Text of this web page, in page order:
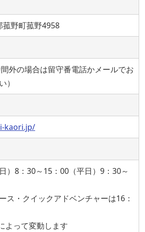
菰野町菰野4958
外の場合は留守番電話かメールでお
）
kaori.jp/
）8：30～15：00（平日）9：30～
ス・クイックアドベンチャーは16：
よって変動します